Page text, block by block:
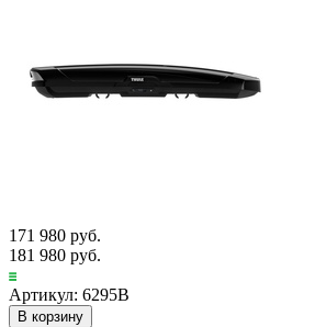
171 980 руб.
181 980 руб.
Артикул: 6295B
В корзину